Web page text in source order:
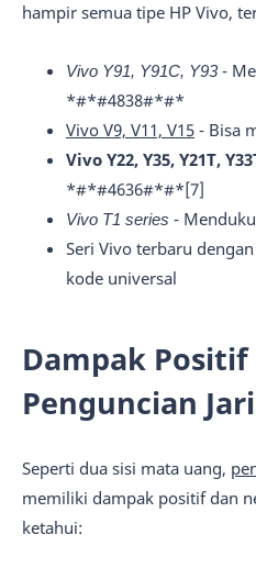
hampir semua tipe HP Vivo,
Vivo Y91, Y91C, Y93-
*#*#4838#*#*
Vivo V9, V11, V15 - Bisa
Vivo Y22, Y35, Y21T,
*#*#4636#*#*[7]
Vivo T1 series -
Seri Vivo terbaru
kode universal
Dampak
Penguncian
Seperti dua sisi mata uang,
memiliki dampak positif dan
ketahui: